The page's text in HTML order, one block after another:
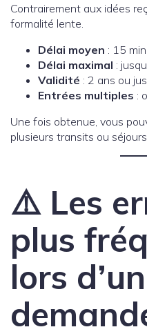
Contrairement aux idées
formalité lente.
Délai moyen : 15
Délai maximal :
Validité : 2 ans ou
Entrées multiples :
Une fois obtenue, vous
plusieurs transits ou
⚠️ Les
plus
lors